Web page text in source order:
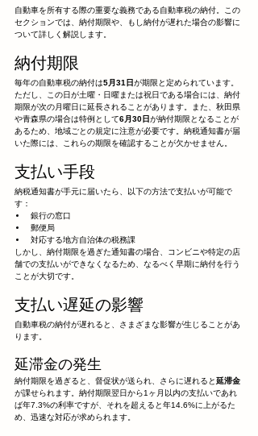
自動車を所有する際の重要な義務である自動車税の納付。この
セクションでは、納付期限や、もし納付が遅れた場合の影響に
ついて詳しく解説します。
納付期限
毎年の自動車税の納付は5月31日が期限と定められています。
ただし、この日が土曜・日曜または祝日である場合には、納付
期限が次の月曜日に延長されることがあります。また、秋田県
や青森県の場合は特例として6月30日が納付期限となることが
あるため、地域ごとの規定に注意が必要です。納税通知書が届
いた際には、これらの期限を確認することが欠かせません。
支払い手段
納税通知書が手元に届いたら、以下の方法で支払いが可能で
す：
銀行の窓口
郵便局
対応する地方自治体の税務課
しかし、納付期限を過ぎた通知書の場合、コンビニや特定の店
舗での支払いができなくなるため、なるべく早期に納付を行う
ことが大切です。
支払い遅延の影響
自動車税の納付が遅れると、さまざまな影響が生じることがあ
ります。
延滞金の発生
納付期限を過ぎると、督促状が送られ、さらに遅れると延滞金
が課せられます。納付期限翌日から1ヶ月以内の支払いであれ
ば年7.3%の利率ですが、それを超えると年14.6%に上がるた
め、迅速な対応が求められます。